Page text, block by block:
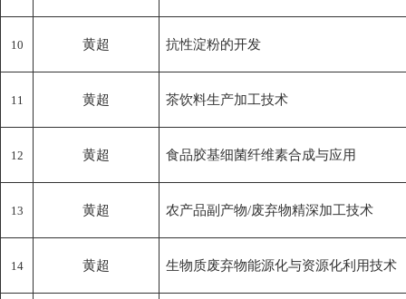
10 黄超 抗性淀粉的开发
11 黄超 茶饮料生产加工技术
12 黄超 食品胶基细菌纤维素合成与应用
13 黄超 农产品副产物/废弃物精深加工技术
14 黄超 生物质废弃物能源化与资源化利用技术